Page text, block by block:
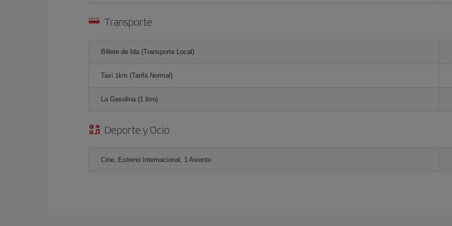
Transporte
Billete de Ida (Transporte Local)
Taxi 1km (Tarifa Normal)
La Gasolina (1 litro)
Deporte y Ocio
Cine, Estreno Internacional, 1 Asiento